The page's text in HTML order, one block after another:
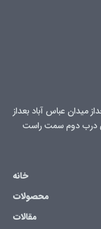
میدان عباس آباد بعداز
درب دوم سمت راست
خانه
محصولات
مقالات